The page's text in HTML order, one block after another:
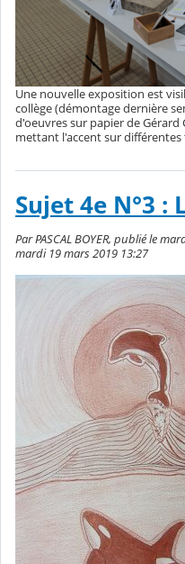
Une nouvelle exposition est
collège (démontage dernière
d'oeuvres sur papier de Gérard
mettant l'accent sur
Sujet 4e N°3 :
Par PASCAL BOYER, publié le
mardi 19 mars 2019 13:27